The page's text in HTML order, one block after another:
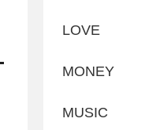
LOVE
MONEY
MUSIC